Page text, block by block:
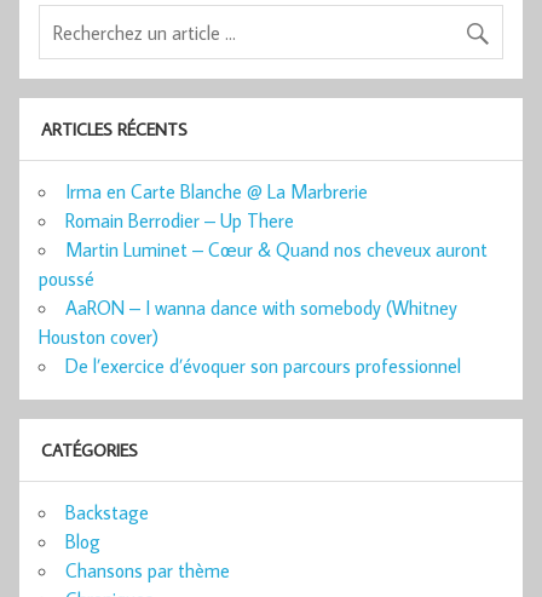
ARTICLES RÉCENTS
Irma en Carte Blanche @ La Marbrerie
Romain Berrodier – Up There
Martin Luminet – Cœur & Quand nos cheveux auront
poussé
AaRON – I wanna dance with somebody (Whitney
Houston cover)
De l’exercice d’évoquer son parcours professionnel
CATÉGORIES
Backstage
Blog
Chansons par thème